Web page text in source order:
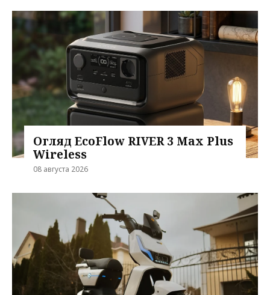
Огляд EcoFlow RIVER 3 Max Plus
Wireless
08 августа 2026